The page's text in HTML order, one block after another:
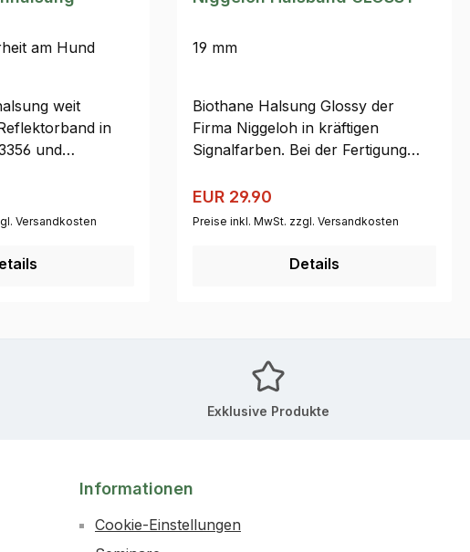
am Hund
weit
in
und
für
Ein
Versandkosten
19 mm
Biothane Halsung Glossy der
Firma Niggeloh in kräftigen
Signalfarben. Bei der Fertigung
Messingbeschlagteile verarbeitet.
Verkaufspreis:
EUR 29.90
Preise inkl. MwSt. zzgl. Versandkosten
Details
Exklusive Produkte
Informationen
Cookie-Einstellungen